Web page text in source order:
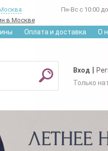
в Москве
Пн-Вс с 10:00
Оплата и доставка О
Вход |
Только